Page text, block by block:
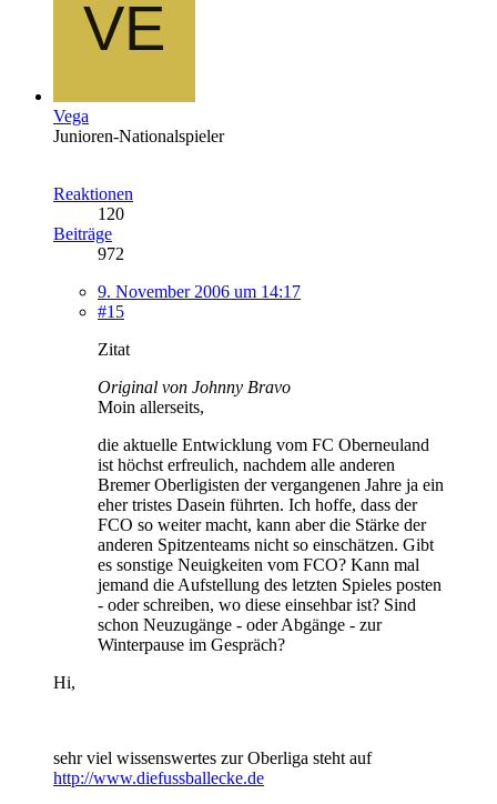
Vega
Junioren-Nationalspieler
Reaktionen
120
Beiträge
972
9. November 2006 um 14:17
#15
Zitat
Original von Johnny Bravo
Moin allerseits,
die aktuelle Entwicklung vom FC Oberneuland
ist höchst erfreulich, nachdem alle anderen
Bremer Oberligisten der vergangenen Jahre ja ein
eher tristes Dasein führten. Ich hoffe, dass der
FCO so weiter macht, kann aber die Stärke der
anderen Spitzenteams nicht so einschätzen. Gibt
es sonstige Neuigkeiten vom FCO? Kann mal
jemand die Aufstellung des letzten Spieles posten
- oder schreiben, wo diese einsehbar ist? Sind
schon Neuzugänge - oder Abgänge - zur
Winterpause im Gespräch?
Hi,
sehr viel wissenswertes zur Oberliga steht auf
http://www.diefussballecke.de